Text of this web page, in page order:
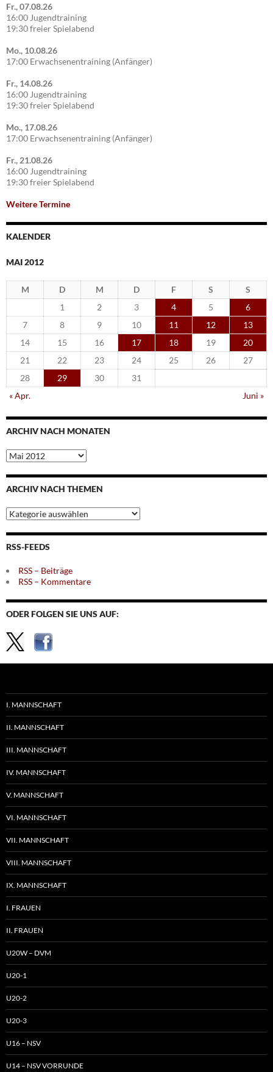
Fr., 07.08.26
16:00 Jugendtraining
19:30 freier Spielabend
Mo., 10.08.26
17:00 Erwachsenentraining (Anfänger)
Fr., 14.08.26
16:00 Jugendtraining
19:30 freier Spielabend
Mo., 17.08.26
17:00 Erwachsenentraining (Anfänger)
Fr., 21.08.26
16:00 Jugendtraining
19:30 freier Spielabend
Weitere Termine
KALENDER
MAI 2012
M D M D F S
S
1
2 3 4 5
6
7
8 9 10 11 12
13
14
15 16 17 18 19
20
21
22 23 24 25 26
27
28
29 30
31
« Apr.
Juni »
ARCHIV NACH MONATEN
Archiv
nach
Monaten
ARCHIV NACH THEMEN
Archiv
nach
Themen
RSS-FEEDS
RSS – Beiträge
RSS – Kommentare
ODER FOLGEN SIE UNS AUF:
I. MANNSCHAFT
II. MANNSCHAFT
III. MANNSCHAFT
IV. MANNSCHAFT
V. MANNSCHAFT
VI. MANNSCHAFT
VII. MANNSCHAFT
VIII. MANNSCHAFT
IX. MANNSCHAFT
I. FRAUEN
II. FRAUEN
U20W – DVM
U20-1
U20-2
U20-3
U16 – NSV
U14 – NSV VORRUNDE